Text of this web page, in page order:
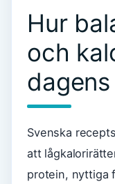
Hur
och
Svenska
att
protein, nyttiga